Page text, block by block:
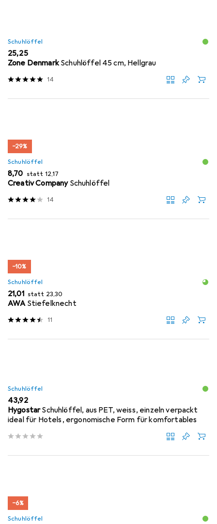
Schuhlöffel
EUR
25,25
Zone Denmark Schuhlöffel 45 cm, Hellgrau
14
−29%
Schuhlöffel
EUR
8,70 statt EUR
12,17
Creativ Company Schuhlöffel
14
−10%
Schuhlöffel
EUR
21,01 statt EUR
23,30
AWA Stiefelknecht
11
Schuhlöffel
EUR
43,92
HygostarSchuhlöffel, aus PET, weiss, einzeln verpackt
ideal für Hotels, ergonomische Form für komfortables
−6%
Schuhlöffel